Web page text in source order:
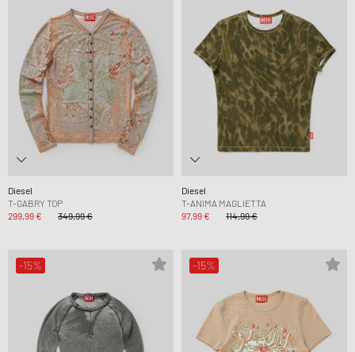
Diesel
T-GABRY TOP
299,99 €
349,99 €
Diesel
T-ANIMA MAGLIETTA
97,99 €
114,99 €
-15% -15%